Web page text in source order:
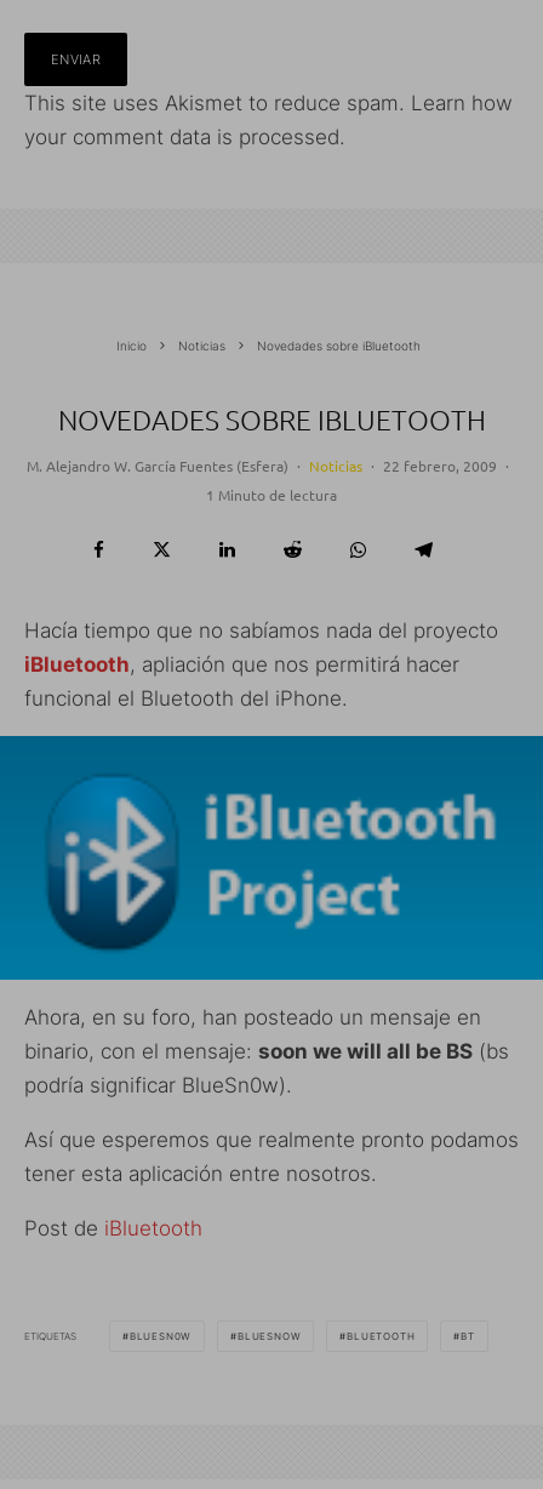
This site uses Akismet to reduce spam. Learn how
your comment data is processed.
Inicio Noticias Novedades sobre iBluetooth
NOVEDADES SOBRE IBLUETOOTH
M. Alejandro W. García Fuentes (Esfera) · Noticias · 22 febrero, 2009 ·
1 Minuto de lectura
Hacía tiempo que no sabíamos nada del proyecto
iBluetooth, apliación que nos permitirá hacer
funcional el Bluetooth del iPhone.
Ahora, en su foro, han posteado un mensaje en
binario, con el mensaje: soon we will all be BS (bs
podría significar BlueSn0w).
Así que esperemos que realmente pronto podamos
tener esta aplicación entre nosotros.
Post de iBluetooth
ETIQUETAS BLUESN0W BLUESNOW BLUETOOTH BT